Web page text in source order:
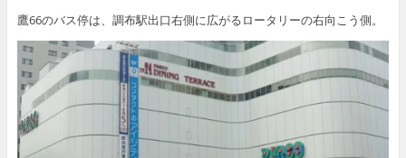
鷹66のバス停は、調布駅出口右側に広がるロータリーの右向こう側。